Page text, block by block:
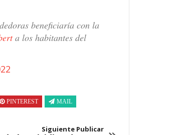
beneficiaría con la
a los habitantes del
PINTEREST MAIL
Siguiente Publicar